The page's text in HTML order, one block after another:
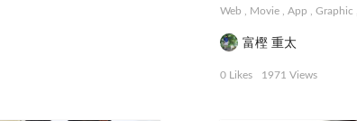
Web Movie ,App ,Graphic
富樫 重太
0 Likes 1971 Views